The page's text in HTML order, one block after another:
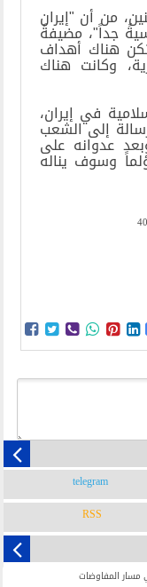
من أن "إيران
جداً"، مضيفةً
هناك أهداف
وكانت هناك
في إيران،
إلى الشعب
عدوانه على
وسوف يناله
     
telegram
RSS
مسار المفاوضات